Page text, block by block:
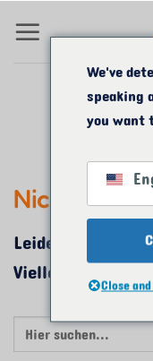
Inhalt
Nichts
Leider konnten
Vielleicht ist
We've
speaking
you want
Close